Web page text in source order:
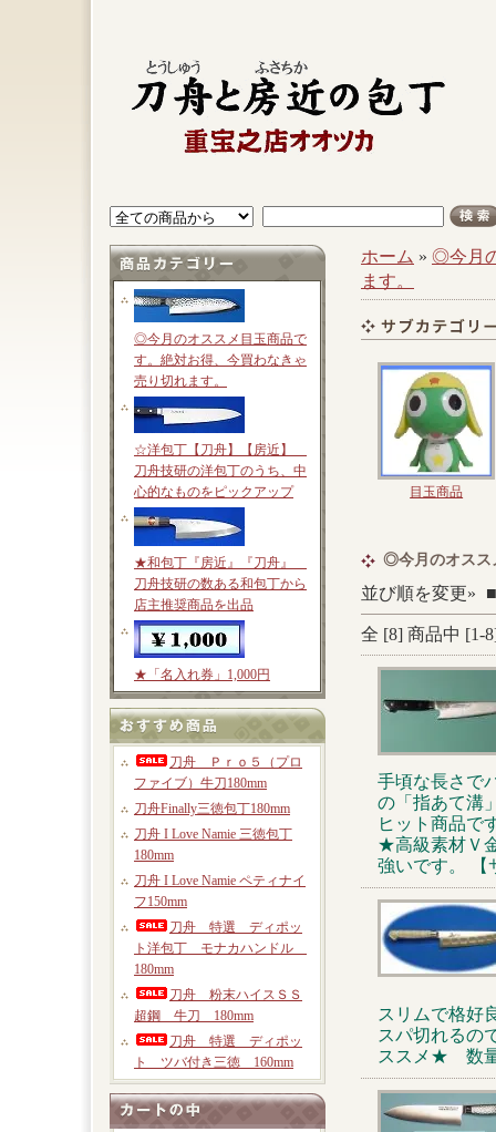
◎今月のオススメ目玉商品で
す。絶対お得、今買わなきゃ
売り切れます。
☆洋包丁【刀舟】【房近】
刀舟技研の洋包丁のうち、中
心的なものをピックアップ
★和包丁『房近』『刀舟』
刀舟技研の数ある和包丁から
店主推奨商品を出品
★「名入れ券」1,000円
刀舟 Ｐｒｏ５（プロ
ファイブ）牛刀180mm
刀舟Finally三徳包丁180mm
刀舟 I Love Namie 三徳包丁
180mm
刀舟 I Love Namie ペティナイ
フ150mm
刀舟 特選 ディポッ
ト洋包丁 モナカハンドル
180mm
刀舟 粉末ハイスＳＳ
超鋼 牛刀 180mm
刀舟 特選 ディポッ
ト ツバ付き三徳 160mm
ホーム » ◎今月
ます。
目玉商品
◎今月のオスス
並び順を変更» ■
全 [8] 商品中 [1-8
手頃な長さで
の「指あて溝
ヒット商品で
★高級素材Ｖ
強いです。 【
スリムで格好
スパ切れるの
ススメ★ 数